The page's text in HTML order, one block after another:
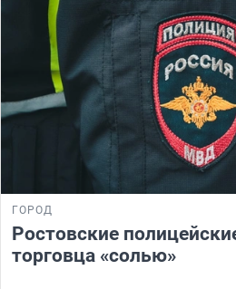
ГОРОД
Ростовские
торговца «солью»